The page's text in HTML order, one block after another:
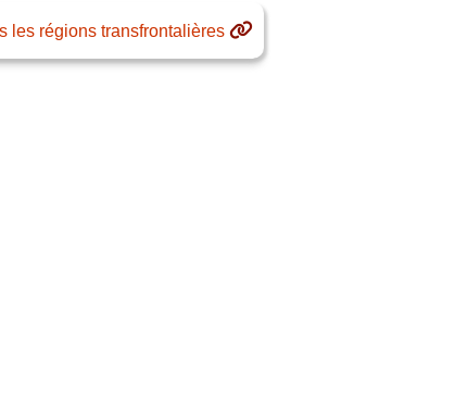
les régions transfrontalières